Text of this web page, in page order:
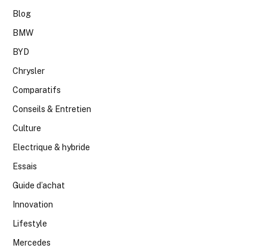
Blog
BMW
BYD
Chrysler
Comparatifs
Conseils & Entretien
Culture
Electrique & hybride
Essais
Guide d’achat
Innovation
Lifestyle
Mercedes